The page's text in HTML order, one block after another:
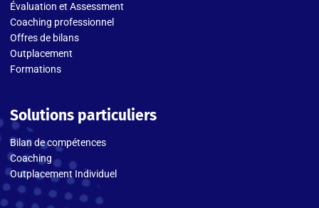
Évaluation et Assessment
Coaching professionnel
Offres de bilans
Outplacement
Formations
Solutions particuliers
Bilan de compétences
Coaching
Outplacement Individuel